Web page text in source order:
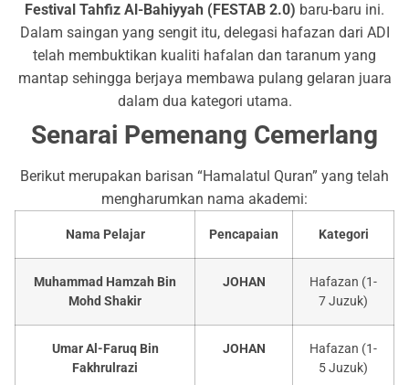
Festival Tahfiz Al-Bahiyyah (FESTAB 2.0) baru-baru ini.
Dalam saingan yang sengit itu, delegasi hafazan dari ADI
telah membuktikan kualiti hafalan dan taranum yang
mantap sehingga berjaya membawa pulang gelaran juara
dalam dua kategori utama.
Senarai Pemenang Cemerlang
Berikut merupakan barisan “Hamalatul Quran” yang telah
mengharumkan nama akademi:
Nama Pelajar Pencapaian Kategori
Muhammad Hamzah Bin
Mohd Shakir
JOHAN
Hafazan (1-
7 Juzuk)
Umar Al-Faruq Bin
Fakhrulrazi
JOHAN
Hafazan (1-
5 Juzuk)